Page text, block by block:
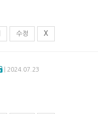
수정 X
| 2024.07.23